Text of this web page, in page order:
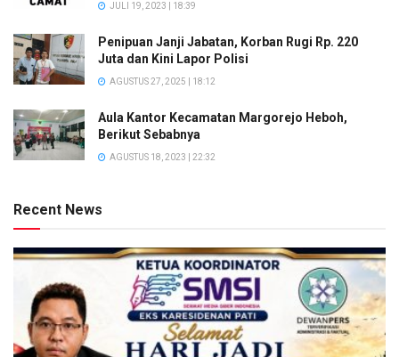
JULI 19, 2023 | 18:39
Penipuan Janji Jabatan, Korban Rugi Rp. 220
Juta dan Kini Lapor Polisi
AGUSTUS 27, 2025 | 18:12
Aula Kantor Kecamatan Margorejo Heboh,
Berikut Sebabnya
AGUSTUS 18, 2023 | 22:32
Recent News